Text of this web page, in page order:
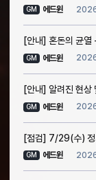
GM 에드윈
GM 에드윈
[안내] 알려진 현
GM 에드윈
[점검] 7/29(수) 정
GM 에드윈